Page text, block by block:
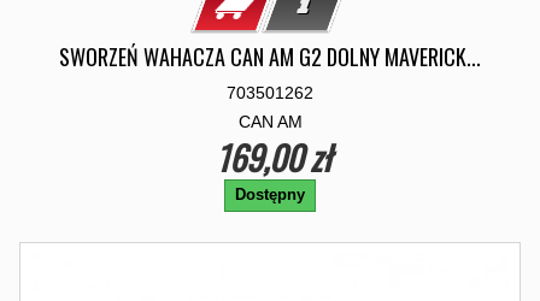
SWORZEŃ WAHACZA CAN AM G2 DOLNY MAVERICK...
703501262
CAN AM
169,00 zł
Dostępny